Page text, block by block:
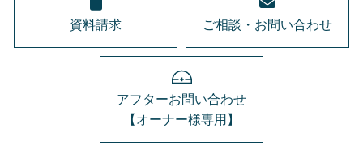
資料請求 ご相談・お問い合わせ
アフターお問い合わせ
【オーナー様専用】